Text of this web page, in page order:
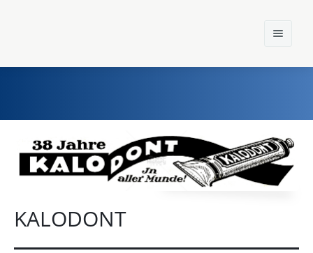
Einst und Heute
Konzerne
KALODONT